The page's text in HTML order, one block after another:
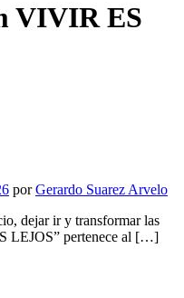
VIVIR ES
porGerardo Suarez Arvelo
dejar ir y transformar las
LEJOS” pertenece al […]